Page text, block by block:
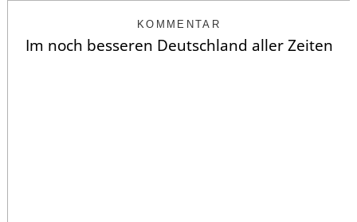
KOMMENTAR
Im noch besseren Deutschland aller Zeiten